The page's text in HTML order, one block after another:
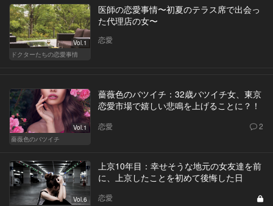
Vol.1
ドクターたちの恋愛事情
医師の恋愛事情〜初夏のテラス席で出会っ
た代理店の女〜
恋愛
Vol.1
薔薇色のバツイチ
薔薇色のバツイチ：32歳バツイチ女、東京
恋愛市場で嬉しい悲鳴を上げることに？！
恋愛 2
Vol.6
上京10年目：幸せそうな地元の女友達を前
に、上京したことを初めて後悔した日
恋愛